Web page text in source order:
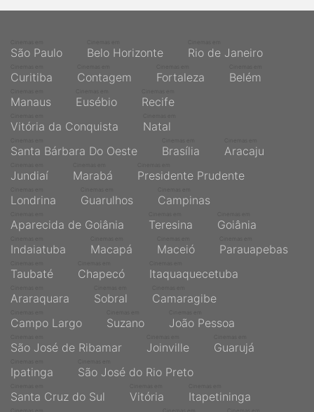
São Paulo Belo Horizonte Rio de Janeiro
Curitiba Contagem Fortaleza Belém
Manaus Eusébio Recife
Vitória da Conquista Natal
Santa Bárbara Do Oeste Brasília Aracaju
Jundiaí Marabá Presidente Prudente
Londrina Guarulhos Campinas
Aparecida de Goiânia Teresina Goiânia
Indaiatuba Macapá Maceió Parauapebas
Taubaté Chapecó Itaquaquecetuba
Araraquara Sobral Camaragibe
Campo Largo Suzano João Pessoa
São José de Ribamar Joinville Guarujá
Ipatinga São José do Rio Preto
Santa Cruz do Sul Vitória Itapetininga